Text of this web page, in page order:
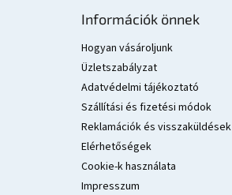
Információk önnek
Hogyan vásároljunk
Üzletszabályzat
Adatvédelmi tájékoztató
Szállítási és fizetési módok
Reklamációk és visszaküldések
Elérhetőségek
Cookie-k használata
Impresszum